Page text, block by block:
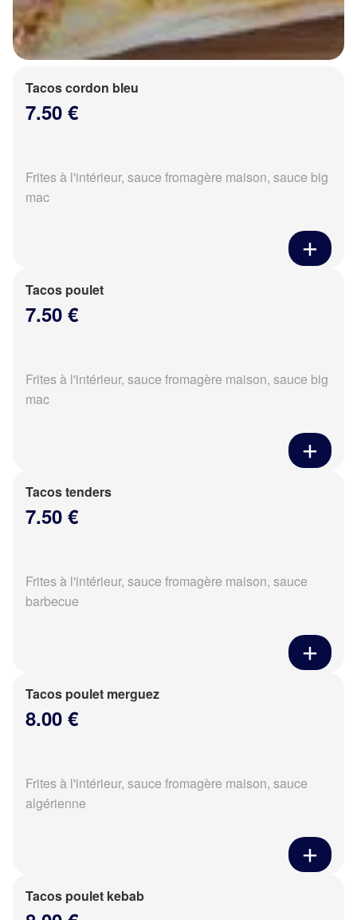
Tacos cordon bleu
7.50 €
Frites à l'intérieur, sauce fromagère maison, sauce big
mac
Tacos poulet
7.50 €
Frites à l'intérieur, sauce fromagère maison, sauce big
mac
Tacos tenders
7.50 €
Frites à l'intérieur, sauce fromagère maison, sauce
barbecue
Tacos poulet merguez
8.00 €
Frites à l'intérieur, sauce fromagère maison, sauce
algérienne
Tacos poulet kebab